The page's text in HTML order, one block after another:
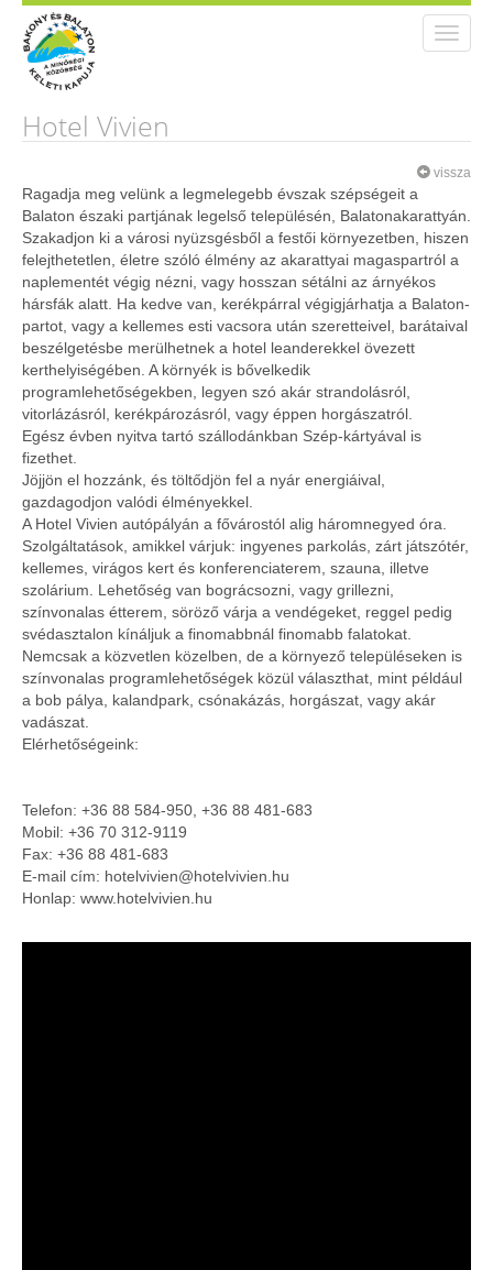
Toggle
Hotel Vivien
vissza
Ragadja meg velünk a legmelegebb évszak szépségeit a
Balaton északi partjának legelső településén, Balatonakarattyán.
Szakadjon ki a városi nyüzsgésből a festői környezetben, hiszen
felejthetetlen, életre szóló élmény az akarattyai magaspartról a
naplementét végig nézni, vagy hosszan sétálni az árnyékos
hársfák alatt. Ha kedve van, kerékpárral végigjárhatja a Balaton-
partot, vagy a kellemes esti vacsora után szeretteivel, barátaival
beszélgetésbe merülhetnek a hotel leanderekkel övezett
kerthelyiségében. A környék is bővelkedik
programlehetőségekben, legyen szó akár strandolásról,
vitorlázásról, kerékpározásról, vagy éppen horgászatról.
Egész évben nyitva tartó szállodánkban Szép-kártyával is
fizethet.
Jöjjön el hozzánk, és töltődjön fel a nyár energiáival,
gazdagodjon valódi élményekkel.
A Hotel Vivien autópályán a fővárostól alig háromnegyed óra.
Szolgáltatások, amikkel várjuk: ingyenes parkolás, zárt játszótér,
kellemes, virágos kert és konferenciaterem, szauna, illetve
szolárium. Lehetőség van bográcsozni, vagy grillezni,
színvonalas étterem, söröző várja a vendégeket, reggel pedig
svédasztalon kínáljuk a finomabbnál finomabb falatokat.
Nemcsak a közvetlen közelben, de a környező településeken is
színvonalas programlehetőségek közül választhat, mint például
a bob pálya, kalandpark, csónakázás, horgászat, vagy akár
vadászat.
Elérhetőségeink:
Telefon: +36 88 584-950, +36 88 481-683
Mobil: +36 70 312-9119
Fax: +36 88 481-683
E-mail cím: hotelvivien@hotelvivien.hu
Honlap: www.hotelvivien.hu